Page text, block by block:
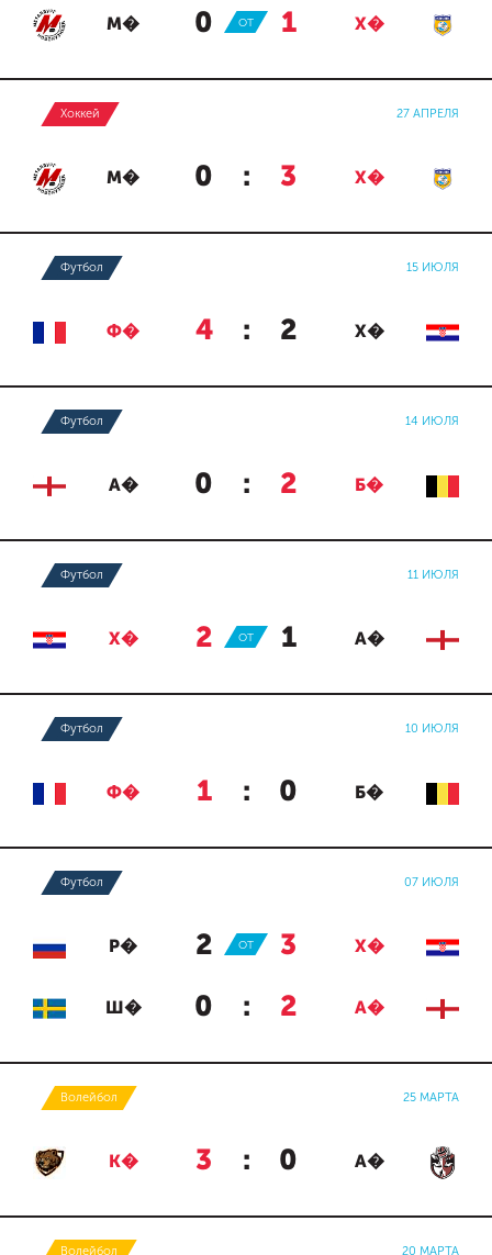
М� 0 : 1 Х�
ОТ
Хоккей 27 АПРЕЛЯ
М� 0 : 3 Х�
Футбол 15 ИЮЛЯ
Ф� 4 : 2 Х�
Футбол 14 ИЮЛЯ
А� 0 : 2 Б�
Футбол 11 ИЮЛЯ
Х� 2 : 1 А�
ОТ
Футбол 10 ИЮЛЯ
Ф� 1 : 0 Б�
Футбол 07 ИЮЛЯ
Р� 2 : 3 Х�
ОТ
Ш� 0 : 2 А�
Волейбол 25 МАРТА
К� 3 : 0 А�
Волейбол 20 МАРТА